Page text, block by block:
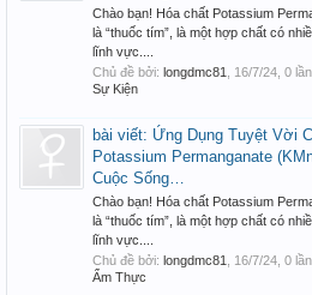
Chào bạn! Hóa chất Potassium
là “thuốc tím”, là một hợp chất có
lĩnh vực....
Chủ đề bởi: longdmc81 16/7/24 , 0
Sự Kiện
bài viết: Ứng Dụng Tuyệt Vời
Potassium Permanganate
Cuộc Sống…
Chào bạn! Hóa chất Potassium
là “thuốc tím”, là một hợp chất có
lĩnh vực....
Chủ đề bởi: longdmc81 16/7/24 , 0
Ẩm Thực